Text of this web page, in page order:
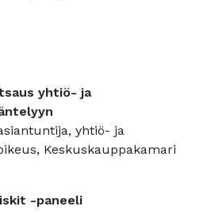
yhtiö- ja
yhtiö- ja
Keskuskauppakamari
-paneeli